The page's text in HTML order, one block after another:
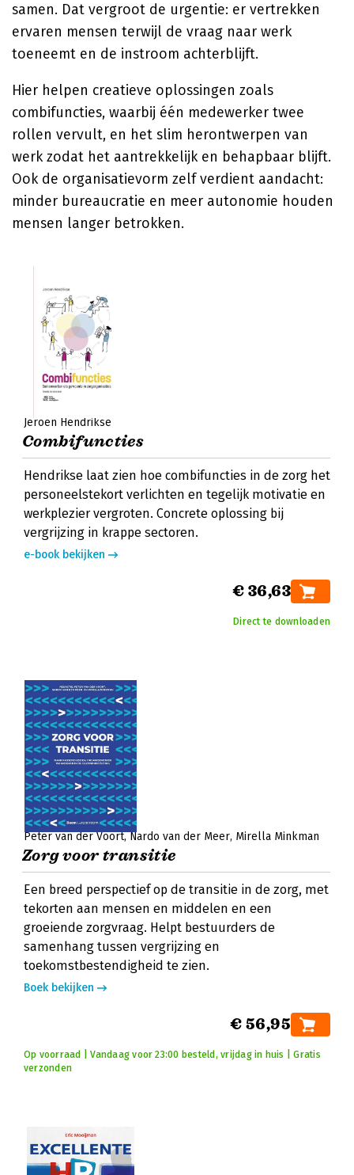
samen. Dat vergroot de urgentie: er vertrekken
ervaren mensen terwijl de vraag naar werk
toeneemt en de instroom achterblijft.
Hier helpen creatieve oplossingen zoals
combifuncties, waarbij één medewerker twee
rollen vervult, en het slim herontwerpen van
werk zodat het aantrekkelijk en behapbaar blijft.
Ook de organisatievorm zelf verdient aandacht:
minder bureaucratie en meer autonomie houden
mensen langer betrokken.
Jeroen Hendrikse
Combifuncties
Hendrikse laat zien hoe combifuncties in de zorg het
personeelstekort verlichten en tegelijk motivatie en
werkplezier vergroten. Concrete oplossing bij
vergrijzing in krappe sectoren.
e-book bekijken
€ 36,63
Direct te downloaden
Peter van der Voort Nardo van der Meer Mirella Minkman
Zorg voor transitie
Een breed perspectief op de transitie in de zorg, met
tekorten aan mensen en middelen en een
groeiende zorgvraag. Helpt bestuurders de
samenhang tussen vergrijzing en
toekomstbestendigheid te zien.
Boek bekijken
€ 56,95
Op voorraad | Vandaag voor 23:00 besteld, vrijdag in huis | Gratis
verzonden